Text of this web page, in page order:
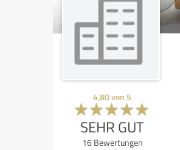
4,80von 5
SEHR GUT
16Bewertungen